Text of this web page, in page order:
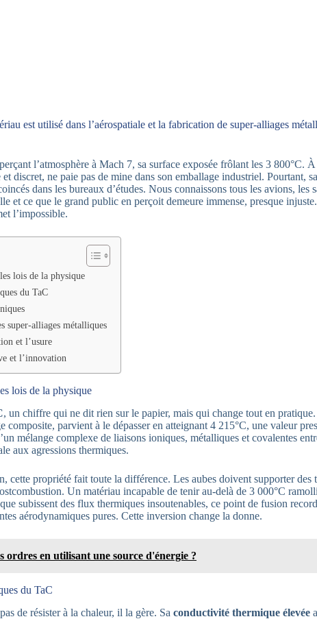
est utilisé dans l’aérospatiale et la fabrication de super-alliages
l’atmosphère à Mach 7, sa surface exposée frôlant les 3
discret, ne paie pas de mine dans son emballage industriel. Pourtant,
dans les bureaux d’études. Nous connaissons tous les avions,
et ce que le grand public en perçoit demeure immense, presque
l’impossible.
lois de la physique
du TaC
super-alliages métalliques
et l’usure
et l’innovation
lois de la physique
, un chiffre qui ne dit rien sur le papier, mais qui change tout en
composite, parvient à le dépasser en atteignant 4 215°C, une valeur
mélange complexe de liaisons ioniques, métalliques et covalentes
aux agressions thermiques.
cette propriété fait toute la différence. Les aubes doivent supporter
Un matériau incapable de tenir au-delà de 3 000°C
subissent des flux thermiques insoutenables, ce point de fusion
aérodynamiques pures. Cette inversion change la donne.
ordres en utilisant une source d'énergie ?
du TaC
de résister à la chaleur, il la gère. Sa conductivité thermique élevée